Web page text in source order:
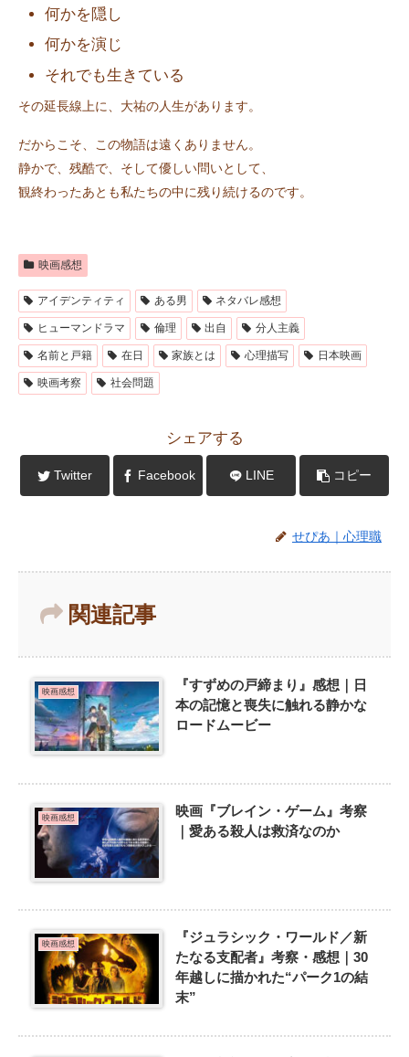
何かを隠し
何かを演じ
それでも生きている
その延長線上に、大祐の人生があります。
だからこそ、この物語は遠くありません。
静かで、残酷で、そして優しい問いとして、
観終わったあとも私たちの中に残り続けるのです。
映画感想
アイデンティティ ある男 ネタバレ感想
ヒューマンドラマ 倫理 出自 分人主義
名前と戸籍 在日 家族とは 心理描写 日本映画
映画考察 社会問題
シェアする
Twitter Facebook LINE コピー
せぴあ｜心理職
関連記事
映画感想
『すずめの戸締まり』感想｜日
本の記憶と喪失に触れる静かな
ロードムービー
映画感想
映画『ブレイン・ゲーム』考察
｜愛ある殺人は救済なのか
映画感想
『ジュラシック・ワールド／新
たなる支配者』考察・感想｜30
年越しに描かれた“パーク1の結
末”